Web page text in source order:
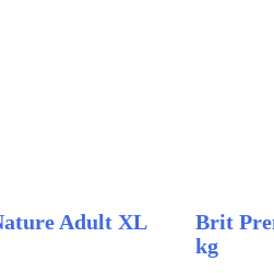
Adult XL
Brit
kg